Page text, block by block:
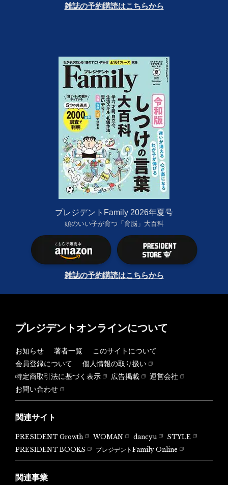
雑誌の予約購読はこちらから
プレジデントFamily 2026年夏号
頭のいい子が育つ「育脳」大百科
雑誌の予約購読はこちらから
プレジデントオンラインについて
お知らせ 著者一覧
このサイトについて
会員登録について
個人情報の取り扱い
特定商取引法に基づく表示
広告掲載
運営会社
お問い合わせ
関連サイト
PRESIDENT Growth WOMAN dancyu
STYLE
PRESIDENT BOOKS
プレジデントFamily Online
関連事業